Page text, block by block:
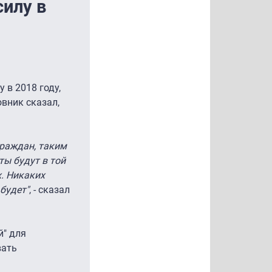
в
в 2018 году,
сказал,
таким
будут в той
Никаких
, - сказал
для